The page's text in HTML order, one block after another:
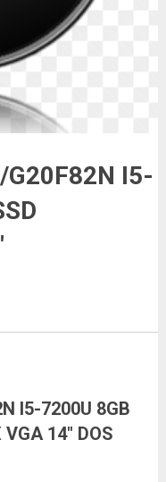
G20F82N I5-
I5-7200U 8GB
14″ DOS